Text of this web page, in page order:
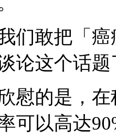
敢把「癌
论这个话题
的是，在
可以高达